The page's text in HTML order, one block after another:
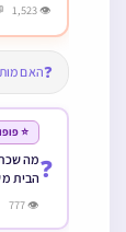
👁 1,523 💬 5
❓האם
❓
⭐
מה
הבית
👁 777